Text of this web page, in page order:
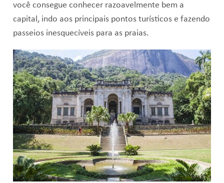
você consegue conhecer razoavelmente bem a
capital, indo aos principais pontos turísticos e fazendo
passeios inesquecíveis para as praias.